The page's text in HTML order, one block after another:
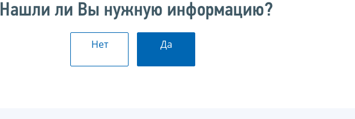
Нашли ли Вы нужную информацию?
Нет Да